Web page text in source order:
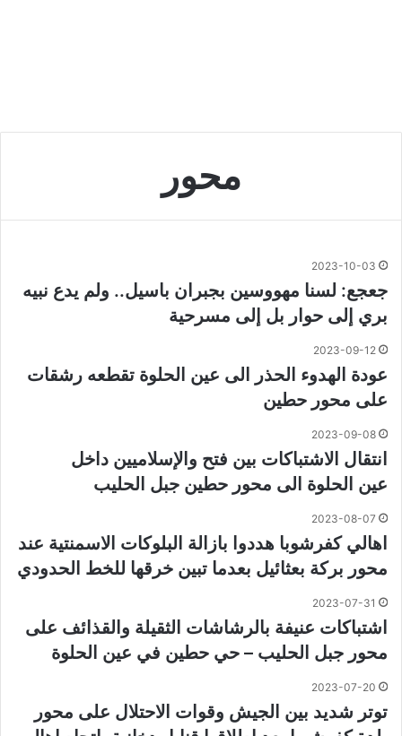
محور
2023-10-03
جعجع: لسنا مهووسين بجبران باسيل.. ولم يدع نبيه
بري إلى حوار بل إلى مسرحية
2023-09-12
عودة الهدوء الحذر الى عين الحلوة تقطعه رشقات
على محور حطين
2023-09-08
انتقال الاشتباكات بين فتح والإسلاميين داخل
عين الحلوة الى محور حطين جبل الحليب
2023-08-07
اهالي كفرشوبا هددوا بازالة البلوكات الاسمنتية عند
محور بركة بعثائيل بعدما تبين خرقها للخط الحدودي
2023-07-31
اشتباكات عنيفة بالرشاشات الثقيلة والقذائف على
محور جبل الحليب – حي حطين في عين الحلوة
2023-07-20
توتر شديد بين الجيش وقوات الاحتلال على محور